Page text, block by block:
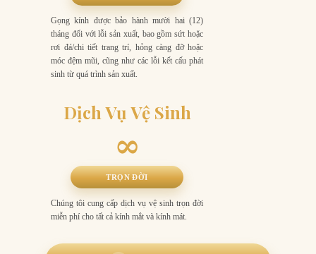
Gọng kính được bảo hành mười hai (12)
tháng đối với lỗi sản xuất, bao gồm sứt hoặc
rơi đá/chi tiết trang trí, hỏng càng đỡ hoặc
móc đệm mũi, cũng như các lỗi kết cấu phát
sinh từ quá trình sản xuất.
Dịch Vụ Vệ Sinh
∞
TRỌN ĐỜI
Chúng tôi cung cấp dịch vụ vệ sinh trọn đời
miễn phí cho tất cả kính mắt và kính mát.